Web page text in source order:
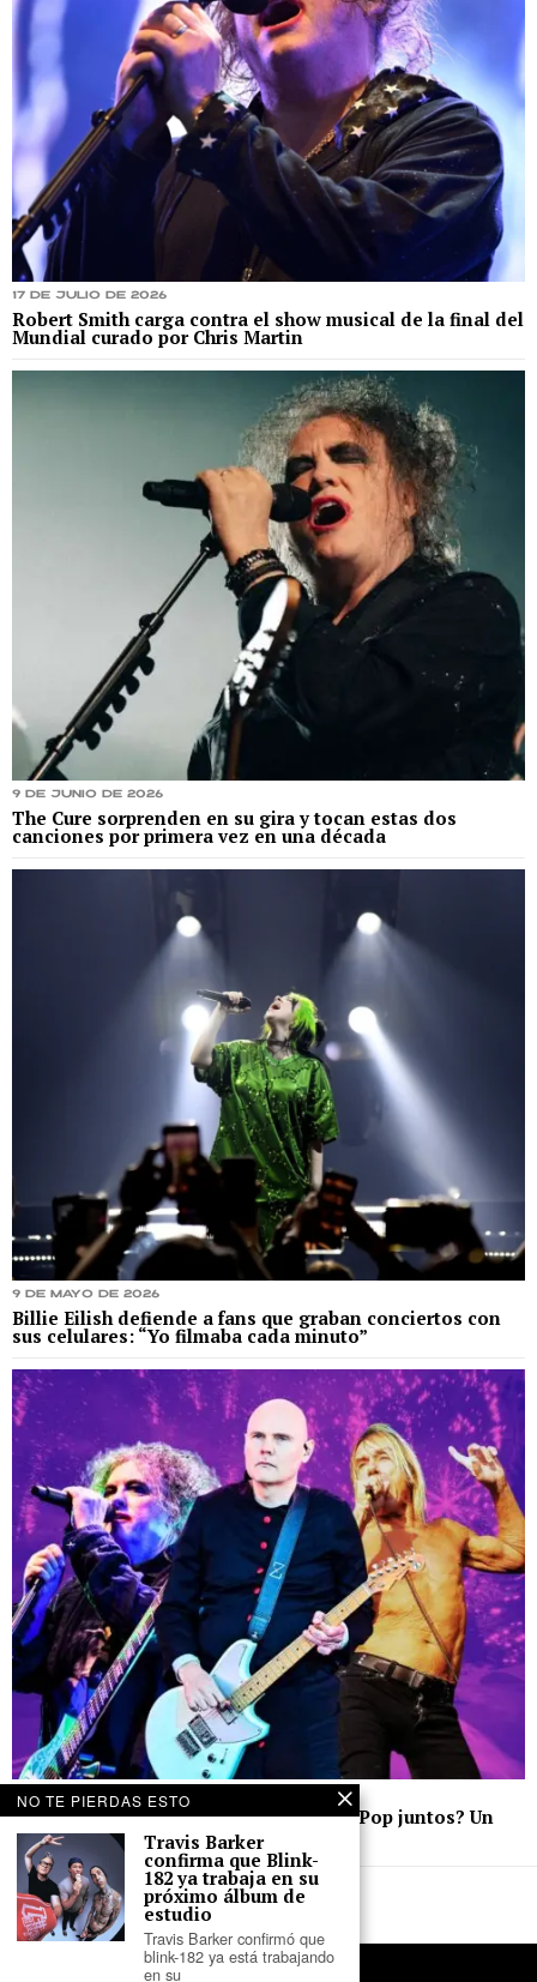
17 de julio de 2026
Robert Smith carga contra el show musical de la final del
Mundial curado por Chris Martin
9 de junio de 2026
The Cure sorprenden en su gira y tocan estas dos
canciones por primera vez en una década
9 de mayo de 2026
Billie Eilish defiende a fans que graban conciertos con
sus celulares: “Yo filmaba cada minuto”
¿Smashing Pumpkins, The Cure e Iggy Pop juntos? Un
nuevo videojuego lo hace posible
NO TE PIERDAS ESTO
Travis Barker
confirma que Blink-
182 ya trabaja en su
próximo álbum de
estudio
Travis Barker confirmó que
blink-182 ya está trabajando
en su